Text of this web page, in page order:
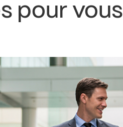
pour vous